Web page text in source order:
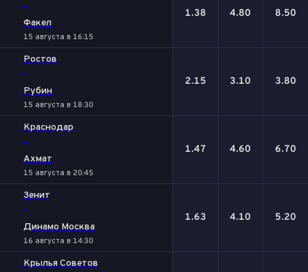
-
Факел
15 августа в 16:15
1.38 4.80 8.50
Ростов
-
Рубин
15 августа в 18:30
2.15 3.10 3.80
Краснодар
-
Ахмат
15 августа в 20:45
1.47 4.60 6.70
Зенит
-
Динамо Москва
16 августа в 14:30
1.63 4.10 5.20
Крылья Советов